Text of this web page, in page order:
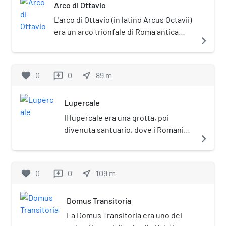
di un mosaico con araldi che ha fatto ipotizzare
la destinazione dell'edificio, confermata anche
da un'epigrafe che parla dei nuntii circi muniti di
Circo Massimo.
scavi del sito archeologico.
Arco di Ottavio
L'arco di Ottavio (in latino Arcus Octavii)
era un arco trionfale di Roma antica
conserva nulla. Fu costruito alla fine
navigate_next
favorite 0 reviews 0 near_me 89 m
Lupercale
Il lupercale era una grotta, poi
divenuta santuario, dove i Romani
lupercus), ai piedi del Palatino.
navigate_next
favorite 0 reviews 0 near_me 109 m
Domus Transitoria
La Domus Transitoria era uno dei